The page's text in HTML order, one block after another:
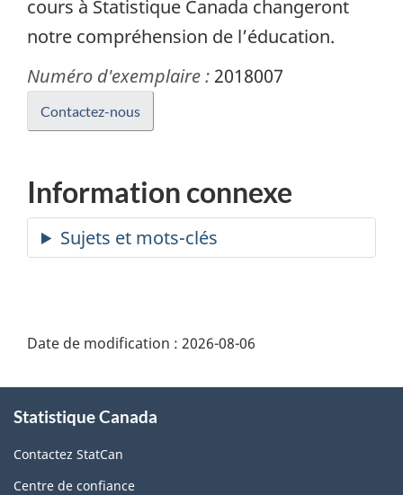
cours à Statistique Canada changeront
notre compréhension de l’éducation.
Numéro d'exemplaire : 2018007
Contactez-nous
Information connexe
Date de modification : 2026-08-06
propos
de
ce
Statistique Canada
Contactez StatCan
Centre de confiance